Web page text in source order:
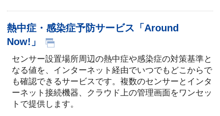
熱中症・感染症予防サービス「Around
Now!」
センサー設置場所周辺の熱中症や感染症の対策基準と
なる値を、インターネット経由でいつでもどこからで
も確認できるサービスです。複数のセンサーとインタ
ーネット接続機器、クラウド上の管理画面をワンセッ
トで提供します。